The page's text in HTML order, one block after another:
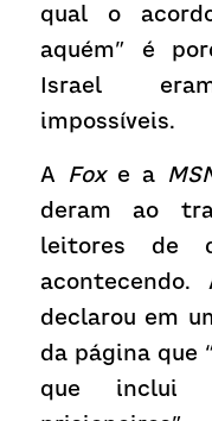
qual o
aquém” é
Israel
impossíveis.
A Fox e a
deram ao
leitores de
acontecendo.
declarou em
da página que
que inclui